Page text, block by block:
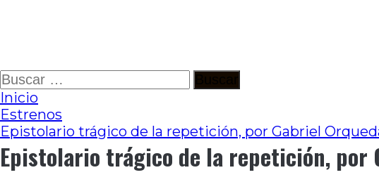
Ir
al
contenido
Buscar:
Inicio
Estrenos
Epistolario trágico de la repetición, por Gabriel
Epistolario trágico de la repetición, por